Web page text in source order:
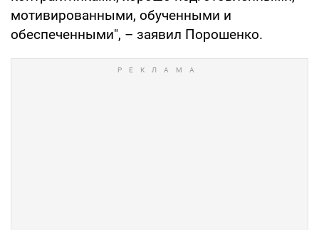
мотивированными, обученными и
обеспеченными", – заявил Порошенко.